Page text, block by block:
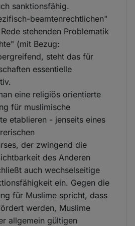
sanktionsfähig.
beamtenrechtlichen"
stehenden Problematik
(mit Bezug:
steht das für
essentielle
eine religiös orientierte
für muslimische
etablieren - jenseits eines
der zwingend die
des Anderen
auch wechselseitige
ein. Gegen die
für Muslime spricht, dass
werden, Muslime
allgemein gültigen